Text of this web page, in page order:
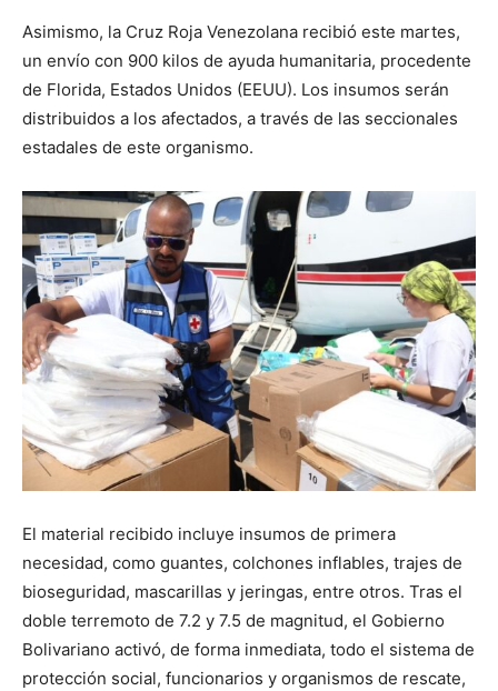
Asimismo, la Cruz Roja Venezolana recibió este martes,
un envío con 900 kilos de ayuda humanitaria, procedente
de Florida, Estados Unidos (EEUU). Los insumos serán
distribuidos a los afectados, a través de las seccionales
estadales de este organismo.
El material recibido incluye insumos de primera
necesidad, como guantes, colchones inflables, trajes de
bioseguridad, mascarillas y jeringas, entre otros. Tras el
doble terremoto de 7.2 y 7.5 de magnitud, el Gobierno
Bolivariano activó, de forma inmediata, todo el sistema de
protección social, funcionarios y organismos de rescate,